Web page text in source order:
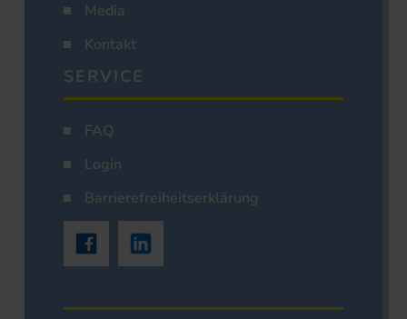
Media
Kontakt
SERVICE
FAQ
Login
Barrierefreiheitserklärung